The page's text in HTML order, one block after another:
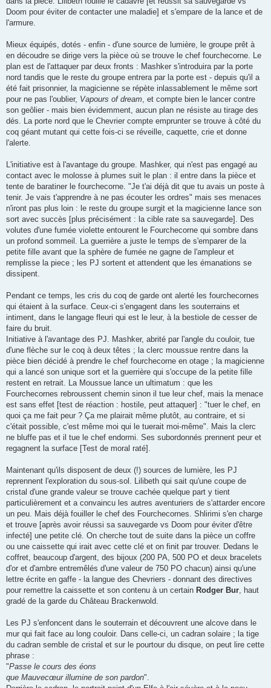
Doom pour éviter de contacter une maladie] et s'empare de la lance et de
l'armure.
Mieux équipés, dotés - enfin - d'une source de lumière, le groupe prêt à
en découdre se dirige vers la pièce où se trouve le chef fourchecorne. Le
plan est de l'attaquer par deux fronts : Mashker s'introduira par la porte
nord tandis que le reste du groupe entrera par la porte est - depuis qu'il a
été fait prisonnier, la magicienne se répète inlassablement le même sort
pour ne pas l'oublier, Vapours of dream, et compte bien le lancer contre
son geôlier - mais bien évidemment, aucun plan ne résiste au tirage des
dés. La porte nord que le Chevrier compte emprunter se trouve à côté du
coq géant mutant qui cette fois-ci se réveille, caquette, crie et donne
l'alerte.
L'initiative est à l'avantage du groupe. Mashker, qui n'est pas engagé au
contact avec le molosse à plumes suit le plan : il entre dans la pièce et
tente de baratiner le fourchecorne. "Je t'ai déjà dit que tu avais un poste à
tenir. Je vais t'apprendre à ne pas écouter les ordres" mais ses menaces
n'iront pas plus loin : le reste du groupe surgit et la magicienne lance son
sort avec succès [plus précisément : la cible rate sa sauvegarde]. Des
volutes d'une fumée violette entourent le Fourchecorne qui sombre dans
un profond sommeil. La guerrière a juste le temps de s'emparer de la
petite fille avant que la sphère de fumée ne gagne de l'ampleur et
remplisse la piece ; les PJ sortent et attendent que les émanations se
dissipent.
Pendant ce temps, les cris du coq de garde ont alerté les fourchecornes
qui étaient à la surface. Ceux-ci s'engagent dans les souterrains et
intiment, dans le langage fleuri qui est le leur, à la bestiole de cesser de
faire du bruit.
Initiative à l'avantage des PJ. Mashker, abrité par l'angle du couloir, tue
d'une flèche sur le coq à deux têtes ; la clerc moussue rentre dans la
pièce bien décidé à prendre le chef fourchecorne en otage ; la magicienne
qui a lancé son unique sort et la guerrière qui s'occupe de la petite fille
restent en retrait. La Moussue lance un ultimatum : que les
Fourchecornes rebroussent chemin sinon il tue leur chef, mais la menace
est sans effet [test de réaction : hostile, peut attaquer] : "tuer le chef, en
quoi ça me fait peur ? Ça me plairait même plutôt, au contraire, et si
c'était possible, c'est même moi qui le tuerait moi-même". Mais la clerc
ne bluffe pas et il tue le chef endormi. Ses subordonnés prennent peur et
regagnent la surface [Test de moral raté].
Maintenant qu'ils disposent de deux (!) sources de lumière, les PJ
reprennent l'exploration du sous-sol. Lilibeth qui sait qu'une coupe de
cristal d'une grande valeur se trouve cachée quelque part y tient
particulièrement et a convaincu les autres aventuriers de s'attarder encore
un peu. Mais déjà fouiller le chef des Fourchecornes. Shlirimi s'en charge
et trouve [après avoir réussi sa sauvegarde vs Doom pour éviter d'être
infecté] une petite clé. On cherche tout de suite dans la pièce un coffre
ou une caissette qui irait avec cette clé et on finit par trouver. Dedans le
coffret, beaucoup d'argent, des bijoux (200 PA, 500 PO et deux bracelets
d'or et d'ambre entremêlés d'une valeur de 750 PO chacun) ainsi qu'une
lettre écrite en gaffe - la langue des Chevriers - donnant des directives
pour remettre la caissette et son contenu à un certain Rodger Bur, haut
gradé de la garde du Château Brackenwold.
Les PJ s'enfoncent dans le souterrain et découvrent une alcove dans le
mur qui fait face au long couloir. Dans celle-ci, un cadran solaire ; la tige
du cadran semble de cristal et sur le pourtour du disque, on peut lire cette
phrase :
"Passe le cours des éons
que Mauvecœur illumine de son pardon".